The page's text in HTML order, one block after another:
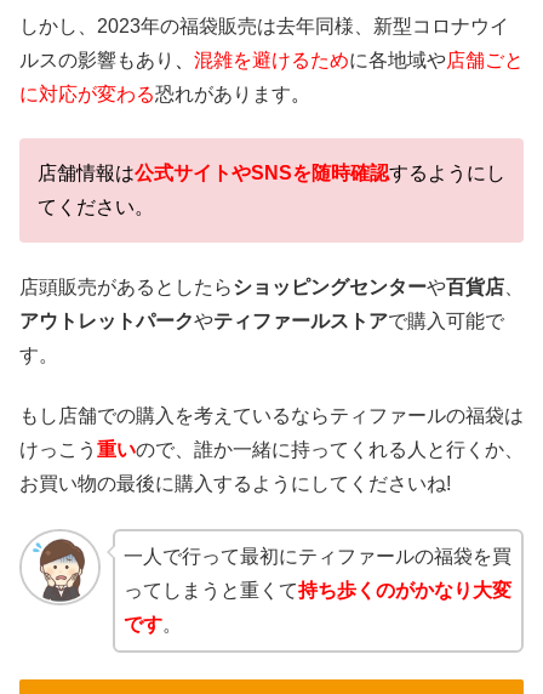
しかし、 2023年の福袋販売は去年同様、新型コロナウイ
ルスの影響もあり
混雑を避けるために各地域や店舗ごと
に対応が変わる恐れがあります。
店舗情報は公式サイトやSNSを随時確認するようにし
てください。
店頭販売があるとしたらショッピングセンターや百貨店
アウトレットパークやティファールストアで購入可能で
す。
もし店舗での購入を考えているならティファールの福袋は
けっこう 重いので、誰か一緒に持ってくれる人と行くか、
お買い物の最後に購入するようにしてくださいね!
一人で行って最初にティファールの福袋を買
ってしまうと重くて持ち歩くのがかなり大変
です。